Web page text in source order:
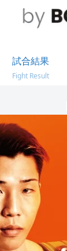
試合結果
Fight Result